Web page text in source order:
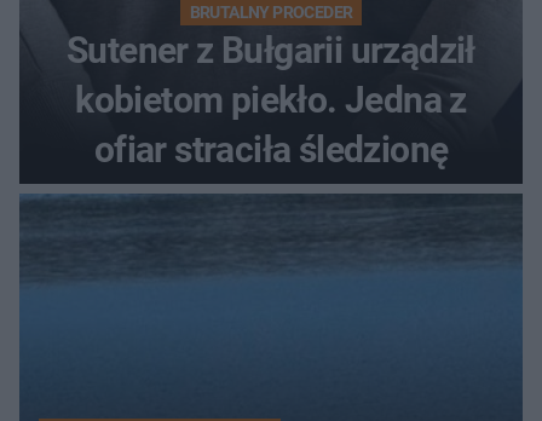
BRUTALNY PROCEDER
Sutener z Bułgarii urządził
kobietom piekło. Jedna z
ofiar straciła śledzionę